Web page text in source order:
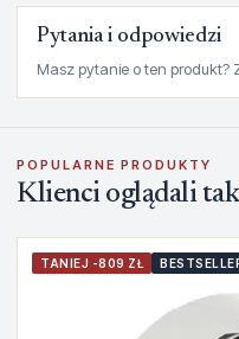
Pytania i odpowiedzi
Masz pytanie o ten produkt?
POPULARNE PRODUKTY
Klienci oglądali
TANIEJ -809 ZŁ